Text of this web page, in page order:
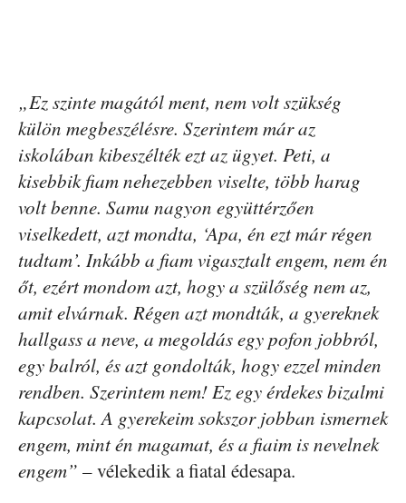
„Ez szinte magától ment, nem volt szükség
külön megbeszélésre. Szerintem már az
iskolában kibeszélték ezt az ügyet. Peti, a
kisebbik fiam nehezebben viselte, több harag
volt benne. Samu nagyon együttérzően
viselkedett, azt mondta, ‘Apa, én ezt már régen
tudtam’. Inkább a fiam vigasztalt engem, nem én
őt, ezért mondom azt, hogy a szülőség nem az,
amit elvárnak. Régen azt mondták, a gyereknek
hallgass a neve, a megoldás egy pofon jobbról,
egy balról, és azt gondolták, hogy ezzel minden
rendben. Szerintem nem! Ez egy érdekes bizalmi
kapcsolat. A gyerekeim sokszor jobban ismernek
engem, mint én magamat, és a fiaim is nevelnek
engem” – vélekedik a fiatal édesapa.